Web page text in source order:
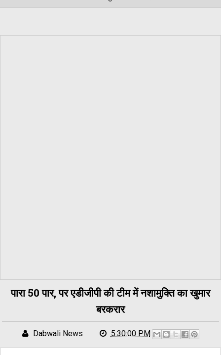
पारा 50 पार, पर एडीजीपी की टीम में नशामुक्ति का खुमार
बरकरार
Dabwali News 5:30:00 PM